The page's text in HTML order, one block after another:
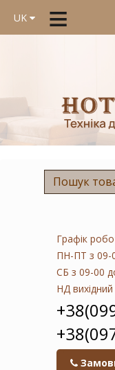
UK ≡
Графік
ПН-ПТ з 09-
СБ з 09-00
НДвихідний